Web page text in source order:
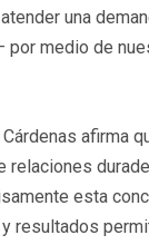
una
medio de
afirma
esta
resultados